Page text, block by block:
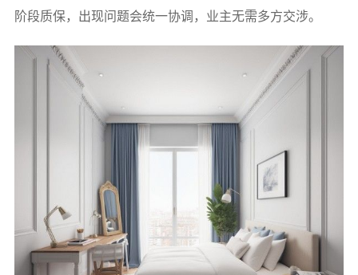
阶段质保，出现问题会统一协调，业主无需多方交涉。